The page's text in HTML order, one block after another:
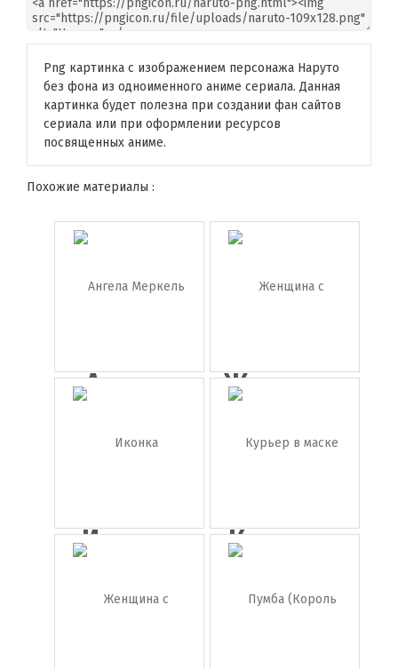
Png картинка с изображением персонажа Наруто
без фона из одноименного аниме сериала. Данная
картинка будет полезна при создании фан сайтов
сериала или при оформлении ресурсов
посвященных аниме.
Похожие материалы :
Ангела
Меркель
Женщина
ребенко...
Иконка
украинка
Курьер в
маске с ...